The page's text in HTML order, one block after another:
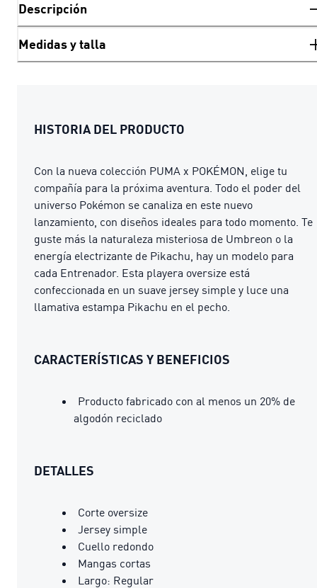
Descripción
Medidas y talla
HISTORIA DEL PRODUCTO
Con la nueva colección PUMA x POKÉMON, elige tu
compañía para la próxima aventura. Todo el poder del
universo Pokémon se canaliza en este nuevo
lanzamiento, con diseños ideales para todo momento. Te
guste más la naturaleza misteriosa de Umbreon o la
energía electrizante de Pikachu, hay un modelo para
cada Entrenador. Esta playera oversize está
confeccionada en un suave jersey simple y luce una
llamativa estampa Pikachu en el pecho.
CARACTERÍSTICAS Y BENEFICIOS
Producto fabricado con al menos un 20% de
algodón reciclado
DETALLES
Corte oversize
Jersey simple
Cuello redondo
Mangas cortas
Largo: Regular